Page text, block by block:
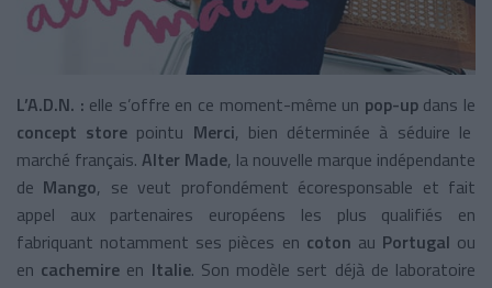
L’A.D.N. : elle s’offre en ce moment-même un pop-updans le
concept store pointu Merci, bien déterminée à séduire le
marché français. Alter Made, la nouvelle marque indépendante
de Mango, se veut profondément écoresponsable et fait
appel aux partenaires européens les plus qualifiés en
fabriquant notamment ses pièces en coton au Portugal ou
en cachemire en Italie. Son modèle sert déjà de laboratoire